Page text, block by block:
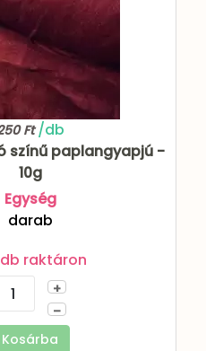
Ft/db
színű paplangyapjú -
10g
Egység
darab
db raktáron
+
–
Kosárba